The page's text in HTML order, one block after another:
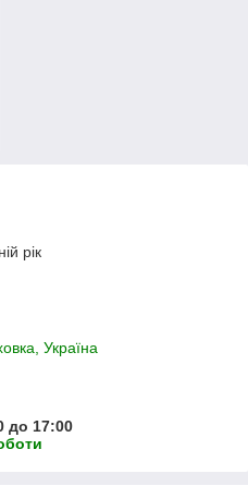
рік
Україна
до 17:00